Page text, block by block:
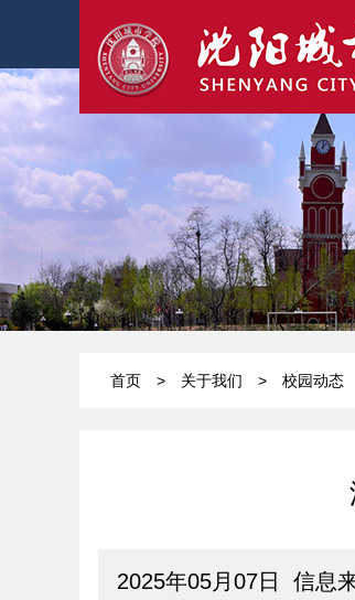
首页 > 关于我们 > 校园动态
2025年05月07日 信息